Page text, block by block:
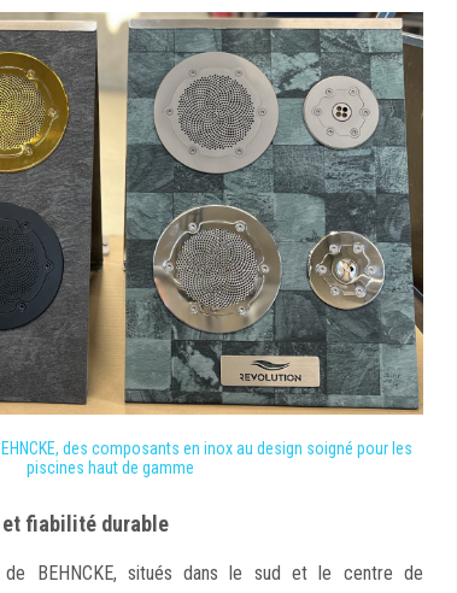
des composants en inox au design soigné pour les
piscines haut de gamme
fiabilité durable
BEHNCKE, situés dans le sud et le centre de